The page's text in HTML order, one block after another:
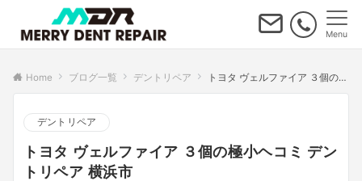
Menu
Home ブログ一覧 デントリペア トヨタ ヴェルファイア ３個の極小ヘコミ デントリペア 横浜市
デントリペア
トヨタ ヴェルファイア ３個の極小ヘコミ デン
トリペア 横浜市